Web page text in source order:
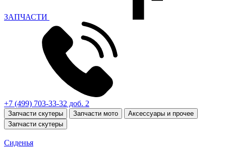
ЗАПЧАСТИ
+7 (499) 703-33-32 доб. 2
Запчасти скутеры Запчасти мото
Аксессуары и прочее
Запчасти скутеры
Сиденья